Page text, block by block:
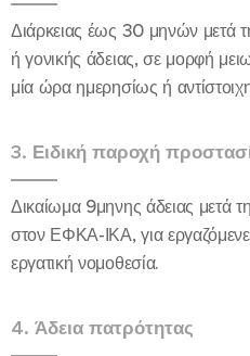
Διάρκειας έως 30 μηνών μετά
ή γονικής άδειας, σε μορφή
μία ώρα ημερησίως ή
3. Ειδική παροχή
Δικαίωμα 9μηνης άδειας μετά
στον ΕΦΚΑ-ΙΚΑ, για
εργατική νομοθεσία.
4. Άδεια πατρότητας